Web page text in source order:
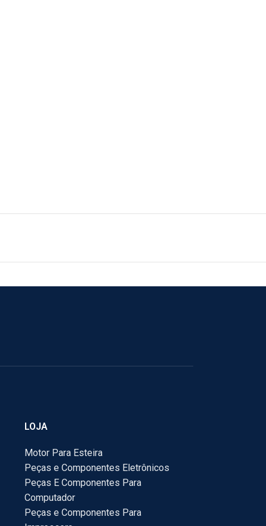
LOJA
Motor Para Esteira
Peças e Componentes Eletrônicos
Peças E Componentes Para
Computador
Peças e Componentes Para